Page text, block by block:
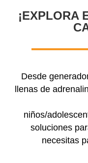
¡EXPLORA
Desde
llenas de
niños/
soluciones
necesitas